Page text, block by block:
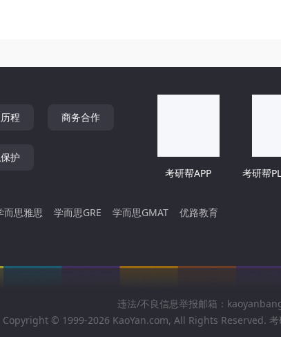
程 商务合作
护
考研帮APP
考研帮
而思雅思 学而思GRE 学而思GMAT 优路教育
违法/不良信息举报邮箱：
Copyright © 1999-2026 KaoYan.com, All Rights Reserved.